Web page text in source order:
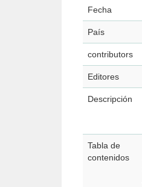
Fecha
País
contributors
Editores
Descripción
Tabla de
contenidos